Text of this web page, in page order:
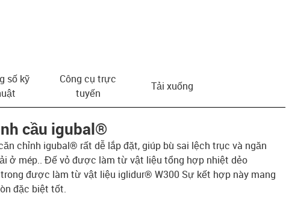
số kỹ
Công cụ trực
tuyến
Tải xuống
cầu igubal®
chỉnh igubal® rất dễ lắp đặt, giúp bù sai lệch trục và ngăn
ở mép.. Đế vỏ được làm từ vật liệu tổng hợp nhiệt dẻo
được làm từ vật liệu iglidur® W300 Sự kết hợp này mang
đặc biệt tốt.